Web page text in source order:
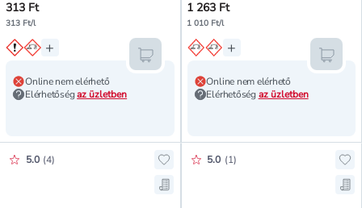
313 Ft
313 Ft/l
Online nem elérhető
Elérhetőségaz üzletben
+
Kosárba teszem
1 263 Ft
1 010 Ft/l
Online nem elérhető
Elérhetőség az üzletben
+
Értékelés pontszáma:
5.0 (4)
Hozzáadás a kedvencekhez,
Mentés a bevásárló listára,
Értékelés pontszáma:
5.0 (1)